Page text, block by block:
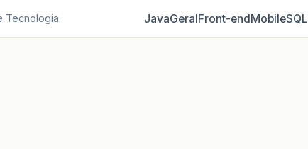
Tecnologia JavaGeralFront‑endMobileSQL